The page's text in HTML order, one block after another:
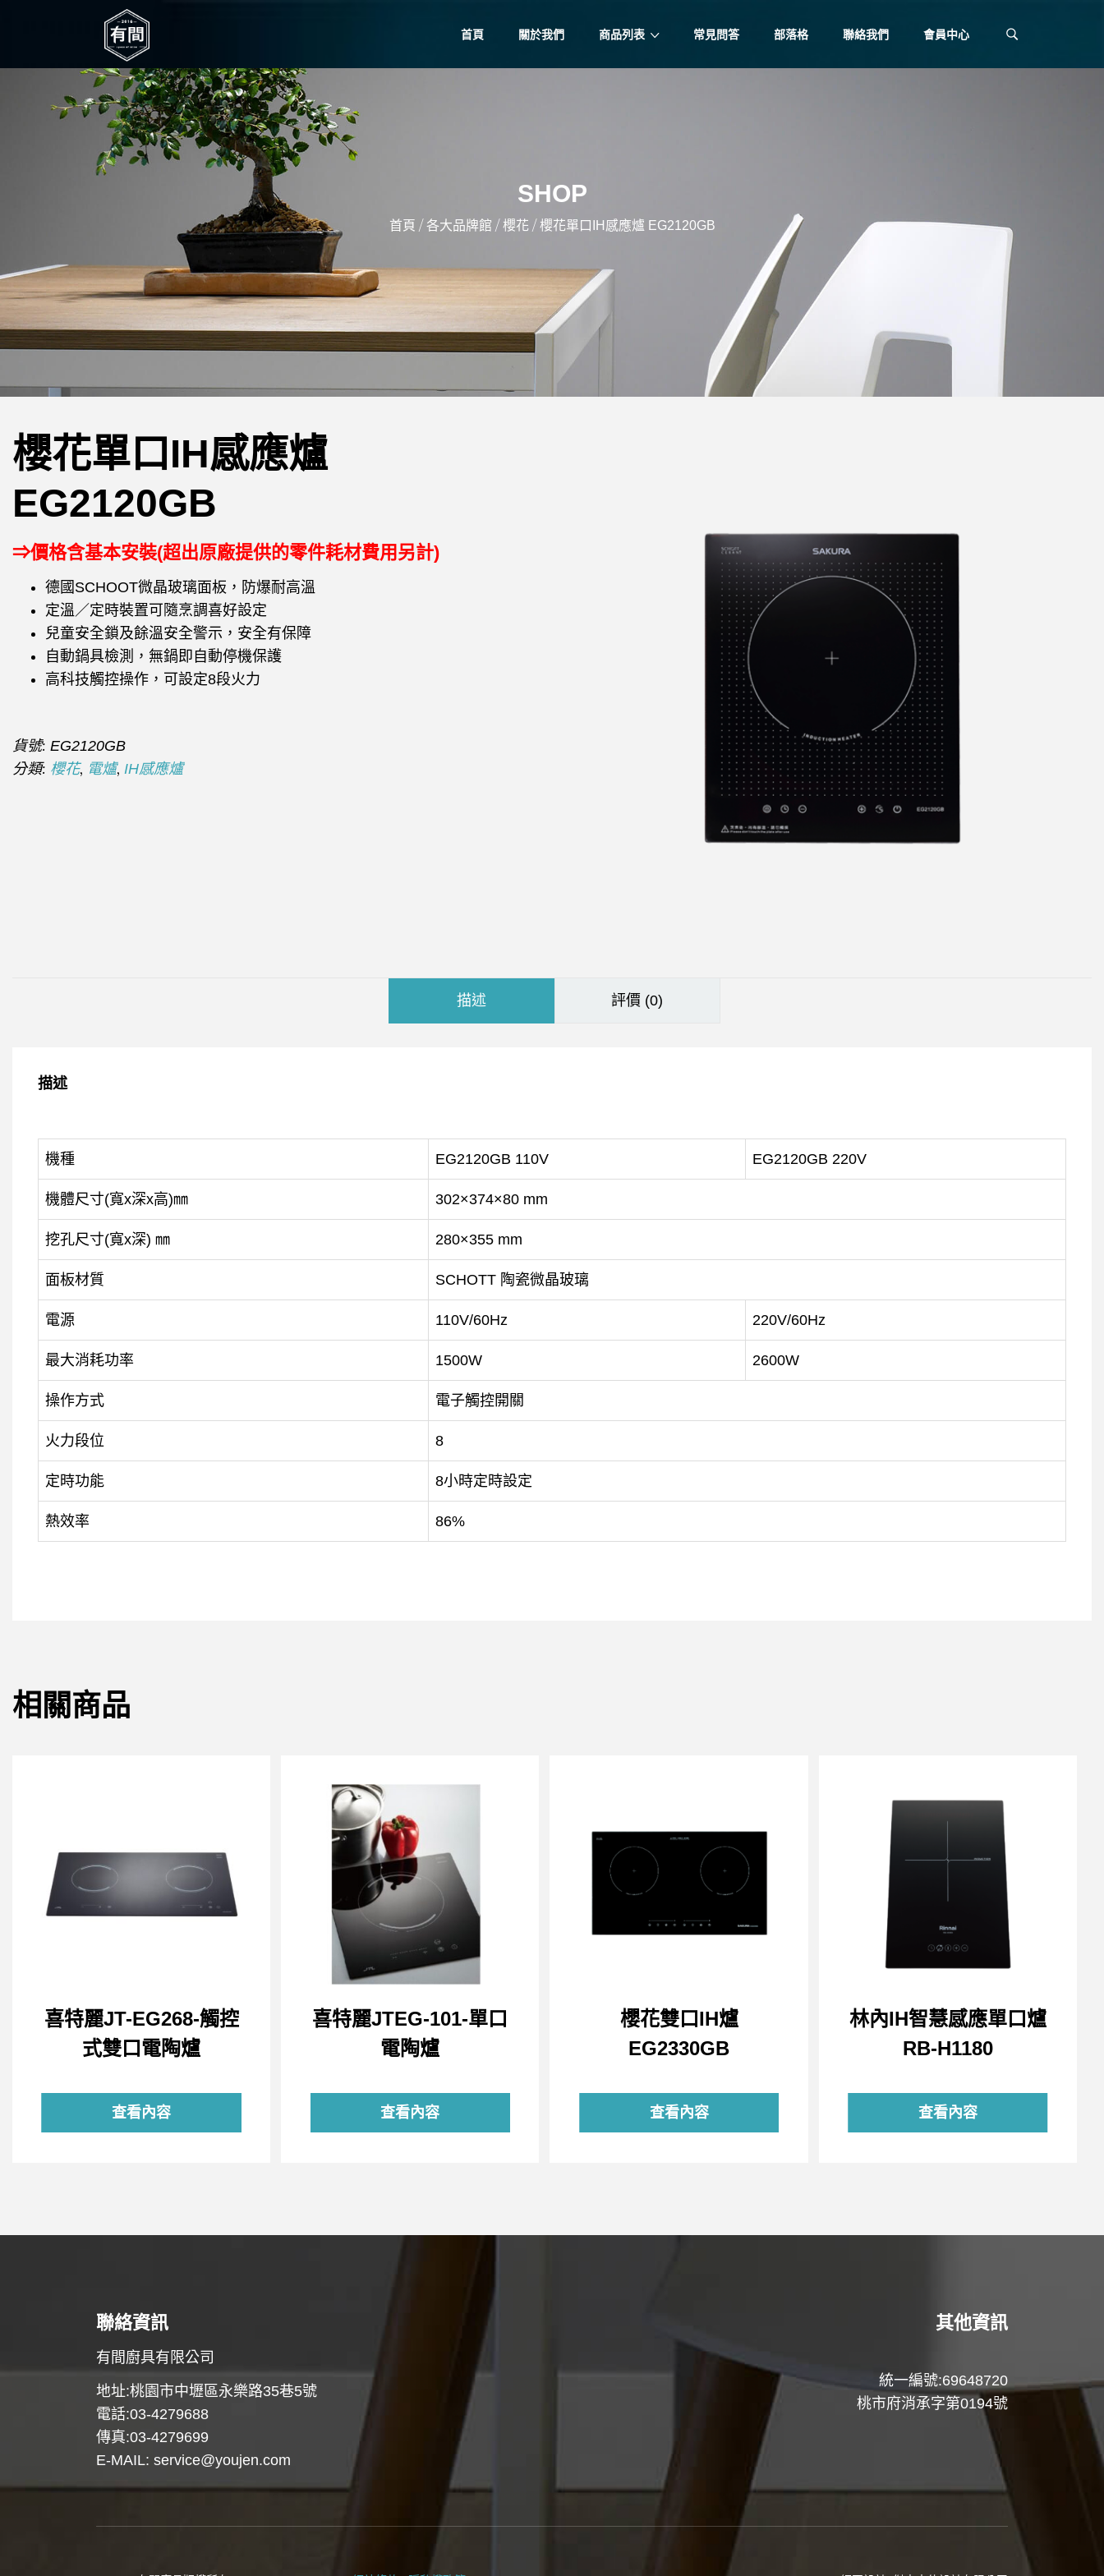
首頁 關於我們 商品列表 常見問答 部落格 聯絡我們 會員中心
SHOP
首頁 / 各大品牌館 / 櫻花/ 櫻花單口IH感應爐 EG2120GB
櫻花單口IH感應爐
EG2120GB
⇒價格含基本安裝(超出原廠提供的零件耗材費用另計)
德國SCHOOT微晶玻璃面板，防爆耐高溫
定溫／定時裝置可隨烹調喜好設定
兒童安全鎖及餘溫安全警示，安全有保障
自動鍋具檢測，無鍋即自動停機保護
高科技觸控操作，可設定8段火力
貨號: EG2120GB
分類: 櫻花, 電爐, IH感應爐
描述 評價 (0)
描述
機種 EG2120GB 110V EG2120GB 220V
機體尺寸(寬x深x高)㎜ 302×374×80 mm
挖孔尺寸(寬x深) ㎜ 280×355 mm
面板材質 SCHOTT 陶瓷微晶玻璃
電源 110V/60Hz 220V/60Hz
最大消耗功率 1500W 2600W
操作方式 電子觸控開關
火力段位 8
定時功能 8小時定時設定
熱效率 86%
相關商品
喜特麗JT-EG268-觸控
式雙口電陶爐
查看內容
喜特麗JTEG-101-單口
電陶爐
查看內容
櫻花雙口IH爐
EG2330GB
查看內容
林內IH智慧感應單口爐
RB-H1180
查看內容
聯絡資訊
有間廚具有限公司
地址:桃園市中壢區永樂路35巷5號
電話:03-4279688
傳真:03-4279699
E-MAIL: service@youjen.com
其他資訊
統一編號:69648720
桃市府消承字第0194號